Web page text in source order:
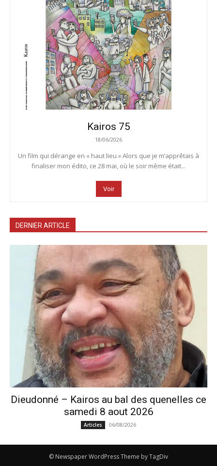
Kairos 75
18/06/2026
Un film qui dérange en « haut lieu » Alors que je m’apprêtais à
finaliser mon édito, ce 28 mai, où le soir même était...
Voir
DERNIER ARTICLE
Dieudonné – Kairos au bal des quenelles ce
samedi 8 aout 2026
Articles 06/08/2026
© Newspaper WordPress Theme by TagDiv